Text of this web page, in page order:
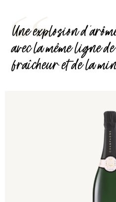
Une explosion
avec la même ligne
fraîcheur et de la